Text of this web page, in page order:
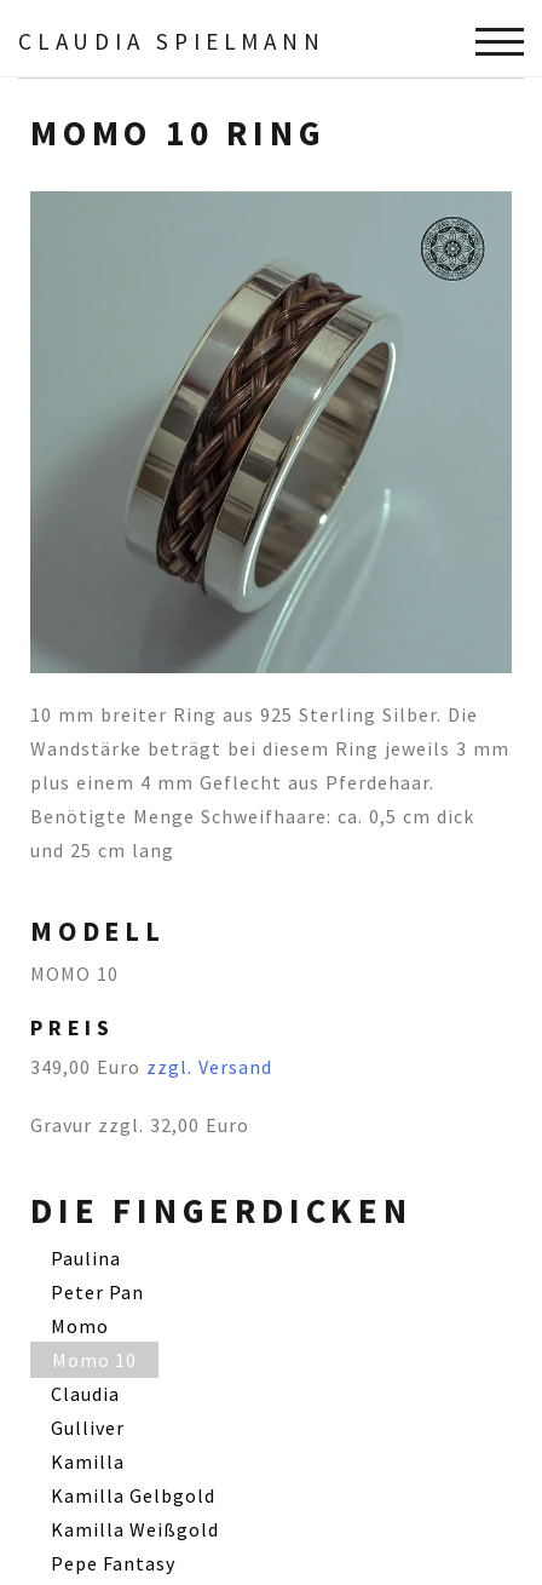
CLAUDIA SPIELMANN
Schmuck Die Fingerdicken Momo 10 Ring
MOMO 10 RING
10 mm breiter Ring aus 925 Sterling Silber. Die
Wandstärke beträgt bei diesem Ring jeweils 3 mm
plus einem 4 mm Geflecht aus Pferdehaar.
Benötigte Menge Schweifhaare: ca. 0,5 cm dick
und 25 cm lang
MODELL
MOMO 10
PREIS
349,00 Euro zzgl. Versand
Gravur zzgl. 32,00 Euro
DIE FINGERDICKEN
Paulina
Peter Pan
Momo
Momo 10
Claudia
Gulliver
Kamilla
Kamilla Gelbgold
Kamilla Weißgold
Pepe Fantasy